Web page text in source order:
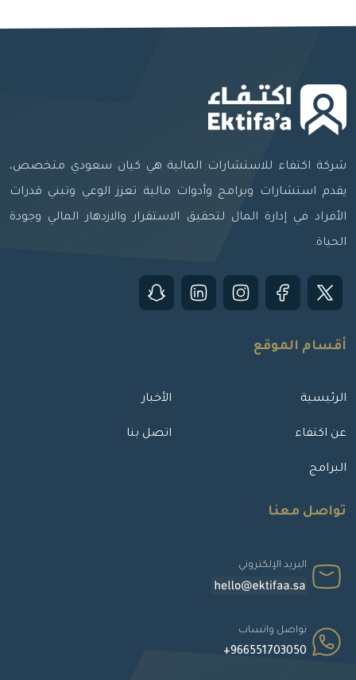
شركة اكتفاء للاستشارات المالية هي كيان سعودي متخصص،
يقدم استشارات وبرامج وأدوات مالية تعزز الوعي وتبني قدرات
الأفراد في إدارة المال لتحقيق الاستقرار والازدهار المالي وجودة
الحياة.
أقسام الموقع
الرئيسية
عن اكتفاء
البرامج
الأخبار
اتصل بنا
تواصل معنا
البريد الإلكتروني
تواصل واتساب
+966551703050